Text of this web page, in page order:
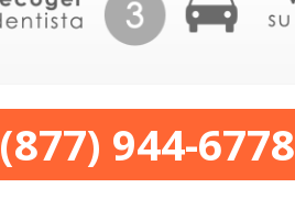
(877) 944-6778